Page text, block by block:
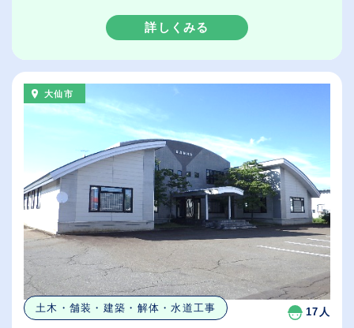
詳しくみる
大仙市
土木・舗装・建築・解体・水道工事 17人